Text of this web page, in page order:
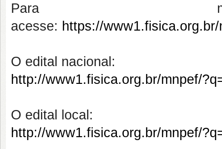
Para
acesse: https://
O edital nacional:
http://www1.fisica.org.br/mnpef/
O edital local:
http://www1.fisica.org.br/mnpef/